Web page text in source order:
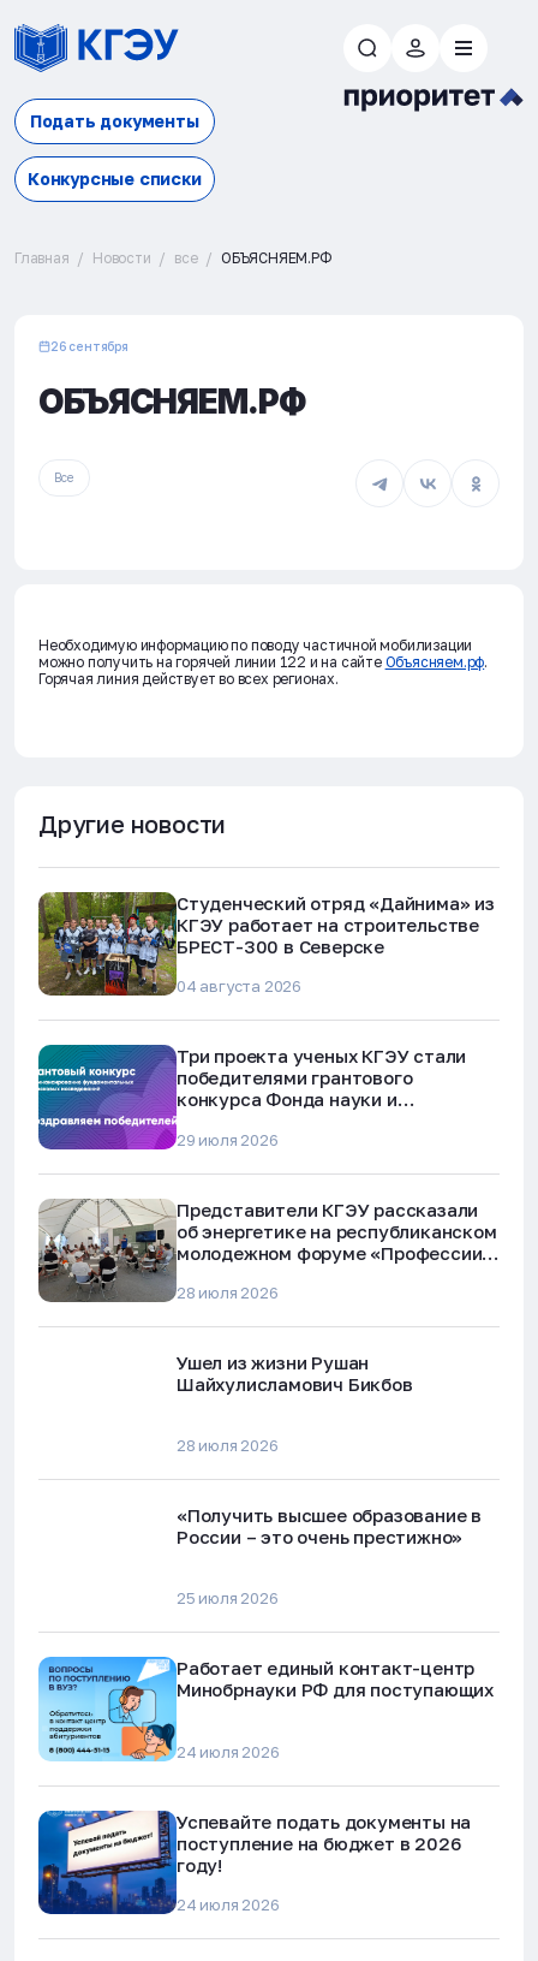
Подать документы
Конкурсные списки
Главная Новости все ОБЪЯСНЯЕМ.РФ
26 сентября
ОБЪЯСНЯЕМ.РФ
Все
Необходимую информацию по поводу частичной мобилизации
можно получить на горячей линии 122 и на сайте Объясняем.рф.
Горячая линия действует во всех регионах.
Другие новости
Студенческий отряд «Дайнима» из
КГЭУ работает на строительстве
БРЕСТ-300 в Северске
04 августа 2026
Три проекта ученых КГЭУ стали
победителями грантового
конкурса Фонда науки и
29 июля 2026
Представители КГЭУ рассказали
об энергетике на республиканском
молодежном форуме «Профессии
28 июля 2026
Ушел из жизни Рушан
Шайхулисламович Бикбов
28 июля 2026
«Получить высшее образование в
России – это очень престижно»
25 июля 2026
Работает единый контакт-центр
Минобрнауки РФ для поступающих
24 июля 2026
Успевайте подать документы на
поступление на бюджет в 2026
году!
24 июля 2026